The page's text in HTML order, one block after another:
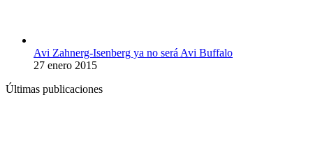
Avi Zahnerg-Isenberg ya no será Avi Buffalo
27 enero 2015
Últimas publicaciones